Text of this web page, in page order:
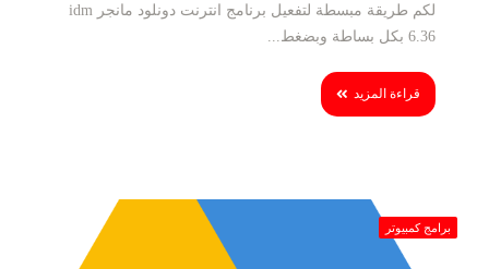
لكم طريقة مبسطة لتفعيل برنامج انترنت دونلود مانجر idm
6.36 بكل بساطة وبضغط...
قراءة المزيد
برامج كمبيوتر